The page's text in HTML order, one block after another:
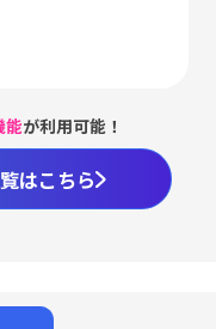
能が利用可能！
はこちら